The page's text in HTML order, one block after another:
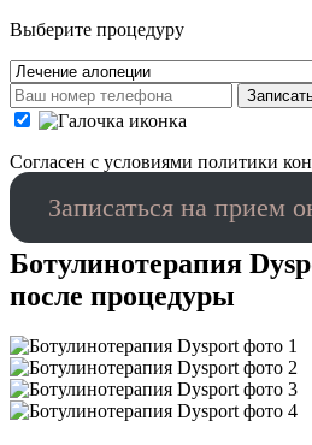
Выберите процедуру
Cогласен с условиями политики
Записаться на прием
Ботулинотерапия
после процедуры